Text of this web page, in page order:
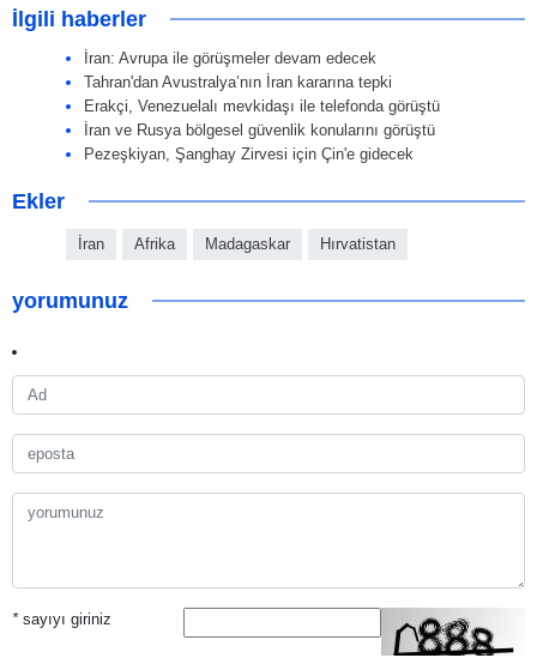
İlgili haberler
İran: Avrupa ile görüşmeler devam edecek
Tahran'dan Avustralya’nın İran kararına tepki
Erakçi, Venezuelalı mevkidaşı ile telefonda görüştü
İran ve Rusya bölgesel güvenlik konularını görüştü
Pezeşkiyan, Şanghay Zirvesi için Çin'e gidecek
Ekler
İran Afrika Madagaskar Hırvatistan
yorumunuz
*sayıyı giriniz